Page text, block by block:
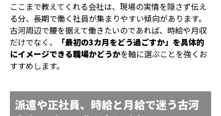
ここまで教えてくれる会社は、現場の実情を隠さず伝え
る分、長期で働く社員が集まりやすい傾向があります。
古河周辺で腰を据えて働きたいのであれば、時給や月収
だけでなく、
「最初の3カ月をどう過ごすか」を具体的
にイメージできる職場かどうかを軸に選ぶことを強くお
すすめします。
派遣や正社員、時給と月給で迷う古河